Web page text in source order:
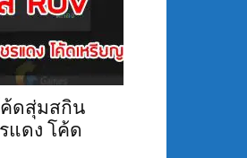
ค้ดสุ่มสกิน
แดง โค้ด